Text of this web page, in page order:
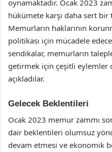
oynamaktadır. Ocak 2023
hükümete karşı daha sert
Memurların haklarının
politikası için mücadele
sendikalar, memurların
getirmek için çeşitli eylemler
açıkladılar.
Gelecek Beklentileri
Ocak 2023 memur zammı
dair beklentileri olumsuz
devam etmesi ve ekonomik